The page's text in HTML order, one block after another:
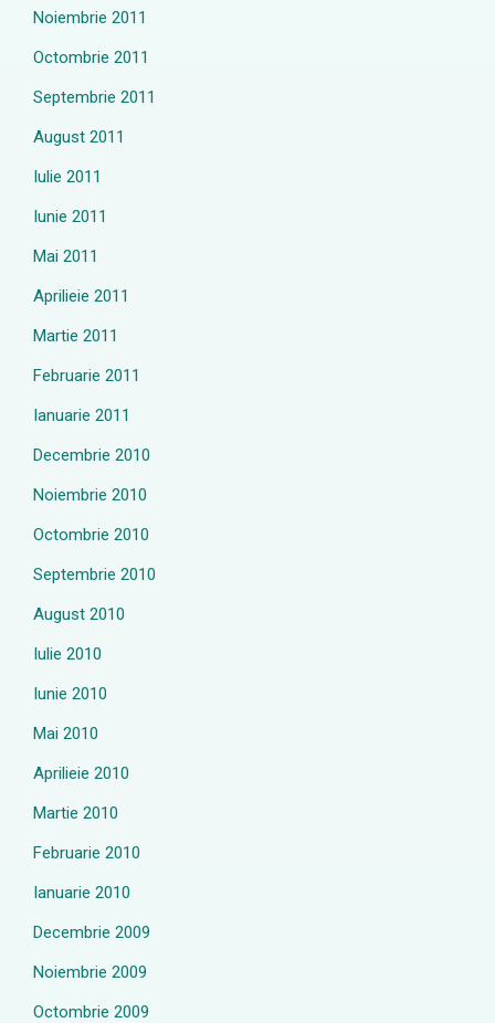
Noiembrie 2011
Octombrie 2011
Septembrie 2011
August 2011
Iulie 2011
Iunie 2011
Mai 2011
Aprilieie 2011
Martie 2011
Februarie 2011
Ianuarie 2011
Decembrie 2010
Noiembrie 2010
Octombrie 2010
Septembrie 2010
August 2010
Iulie 2010
Iunie 2010
Mai 2010
Aprilieie 2010
Martie 2010
Februarie 2010
Ianuarie 2010
Decembrie 2009
Noiembrie 2009
Octombrie 2009